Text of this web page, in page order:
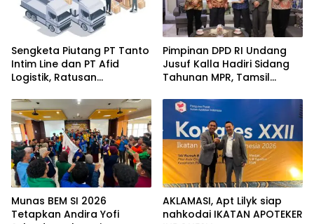
Sengketa Piutang PT Tanto
Intim Line dan PT Afid
Logistik, Ratusan
Indonesia Timur Ikut
Dirugikan
Pimpinan DPD RI Undang
Jusuf Kalla Hadiri Sidang
Tahunan MPR, Tamsil
Membangun Solidaritas
Kepemimpinan Bangsa
Munas BEM SI 2026
Tetapkan Andira Yofi
AKLAMASI, ​Apt Lilyk siap
nahkodai IKATAN APOTEKER